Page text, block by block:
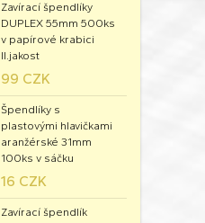
Zavírací špendlíky
DUPLEX 55mm 500ks
v papírové krabici
II.jakost
99 CZK
Špendlíky s
plastovými hlavičkami
aranžérské 31mm
100ks v sáčku
16 CZK
Zavírací špendlík